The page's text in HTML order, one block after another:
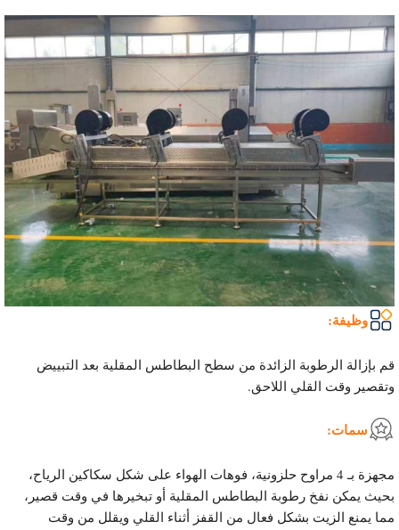
وظيفة:
قم بإزالة الرطوبة الزائدة من سطح البطاطس المقلية بعد التبييض
وتقصير وقت القلي اللاحق.
سمات:
مجهزة بـ 4 مراوح حلزونية، فوهات الهواء على شكل سكاكين الرياح،
بحيث يمكن نفخ رطوبة البطاطس المقلية أو تبخيرها في وقت قصير،
مما يمنع الزيت بشكل فعال من القفز أثناء القلي ويقلل من وقت